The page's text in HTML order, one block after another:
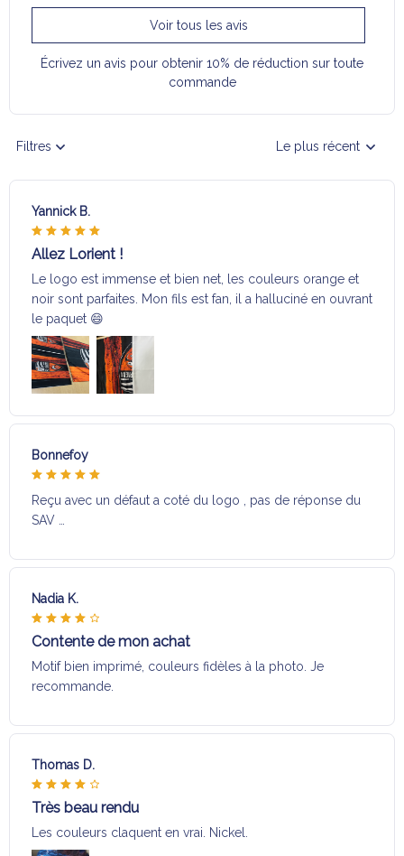
Voir tous les avis
Écrivez un avis pour obtenir 10% de réduction sur toute
commande
Filtres Le plus récent
Yannick B.
Allez Lorient !
Le logo est immense et bien net, les couleurs orange et
noir sont parfaites. Mon fils est fan, il a halluciné en ouvrant
le paquet 😄
Bonnefoy
Reçu avec un défaut a coté du logo , pas de réponse du
SAV …
Nadia K.
Contente de mon achat
Motif bien imprimé, couleurs fidèles à la photo. Je
recommande.
Thomas D.
Très beau rendu
Les couleurs claquent en vrai. Nickel.